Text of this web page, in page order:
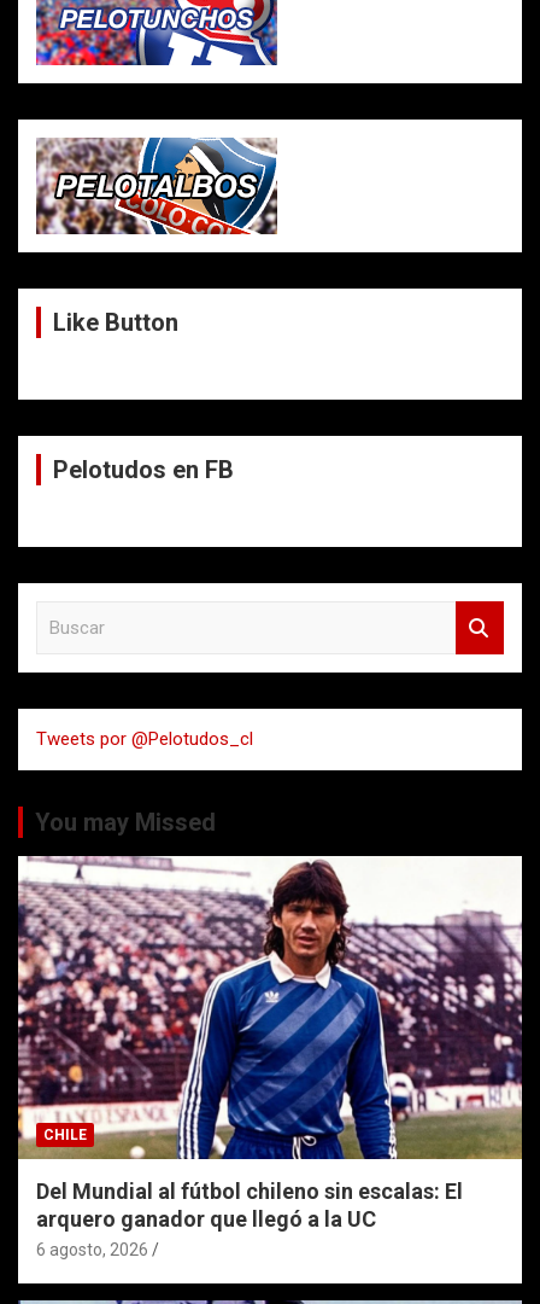
Like Button
Pelotudos en FB
a
r
Tweets por @Pelotudos_cl
You may Missed
CHILE
Del Mundial al fútbol chileno sin escalas: El
arquero ganador que llegó a la UC
6 agosto, 2026